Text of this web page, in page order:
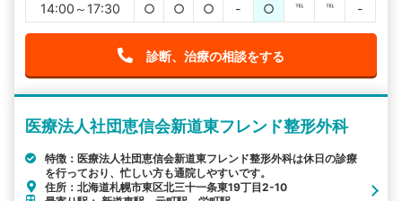
14:00～17:30
○ ○ ○ - ○ ℡ ℡ -
診断、治療の相談をする
医療法人社団恵信会新道東フレンド整形外科
特徴：医療法人社団恵信会新道東フレンド整形外科は休日の診療
を行っており、忙しい方も通院しやすいです。
住所：北海道札幌市東区北三十一条東19丁目2-10